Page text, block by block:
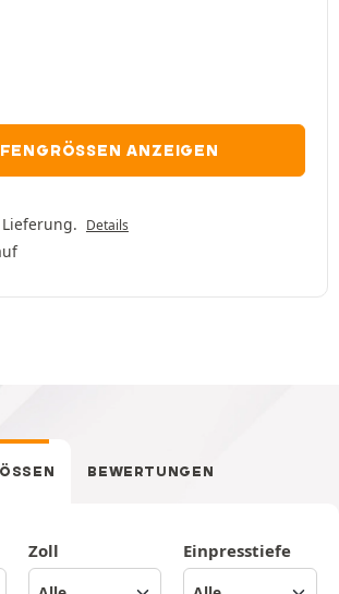
ANZEIGEN
Details
BEWERTUNGEN
Zoll Einpresstiefe